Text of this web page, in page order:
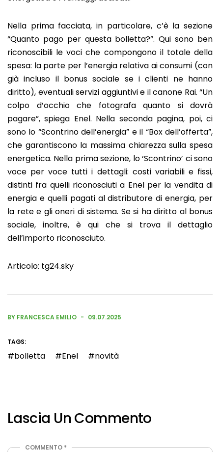
Nella prima facciata, in particolare, c’è la sezione
“Quanto pago per questa bolletta?”. Qui sono ben
riconoscibili le voci che compongono il totale della
spesa: la parte per l’energia relativa ai consumi (con
già incluso il bonus sociale se i clienti ne hanno
diritto), eventuali servizi aggiuntivi e il canone Rai. “Un
colpo d’occhio che fotografa quanto si dovrà
pagare”, spiega Enel. Nella seconda pagina, poi, ci
sono lo “Scontrino dell’energia” e il “Box dell’offerta”,
che garantiscono la massima chiarezza sulla spesa
energetica. Nella prima sezione, lo ‘Scontrino’ ci sono
voce per voce tutti i dettagli: costi variabili e fissi,
distinti fra quelli riconosciuti a Enel per la vendita di
energia e quelli pagati al distributore di energia, per
la rete e gli oneri di sistema. Se si ha diritto al bonus
sociale, inoltre, è qui che si trova il dettaglio
dell’importo riconosciuto.​
Articolo: tg24.sky
BY FRANCESCA EMILIO 09.07.2025
TAGS:
bolletta Enel novità
Lascia Un Commento
COMMENTO *